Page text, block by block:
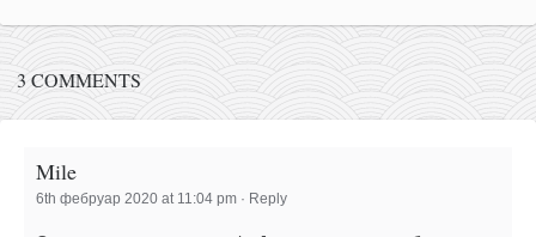
timbei rochin
tsunami dojo
program
3 COMMENTS
Mile
6th фебруар 2020 at 11:04 pm · Reply